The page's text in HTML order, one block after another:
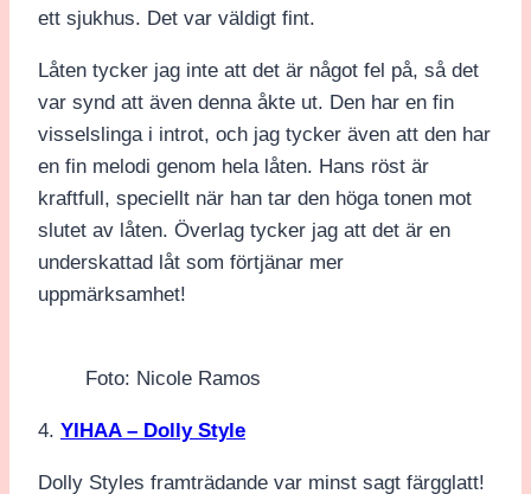
ett sjukhus. Det var väldigt fint.
Låten tycker jag inte att det är något fel på, så det
var synd att även denna åkte ut. Den har en fin
visselslinga i introt, och jag tycker även att den har
en fin melodi genom hela låten. Hans röst är
kraftfull, speciellt när han tar den höga tonen mot
slutet av låten. Överlag tycker jag att det är en
underskattad låt som förtjänar mer
uppmärksamhet!
Foto: Nicole Ramos
4. YIHAA – Dolly Style
Dolly Styles framträdande var minst sagt färgglatt!